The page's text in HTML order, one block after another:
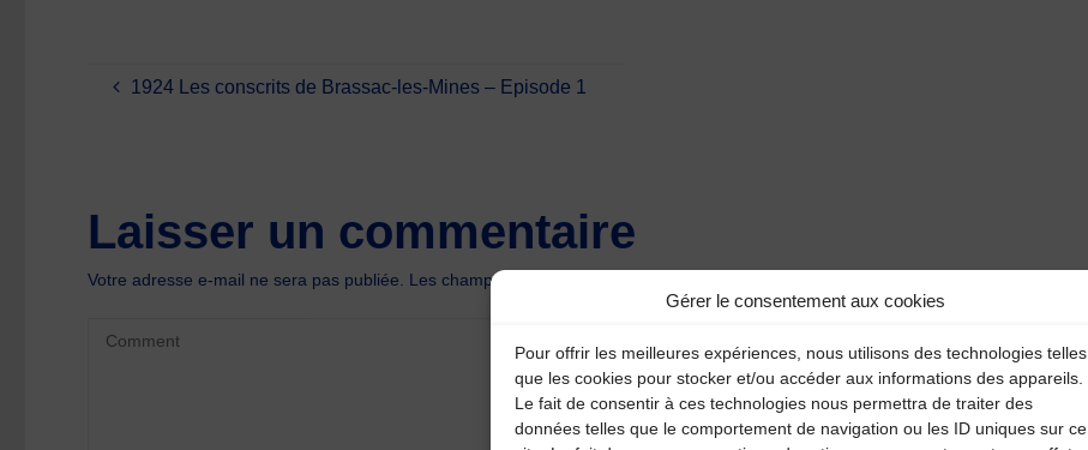
Gérer le consentement aux cookies
Pour offrir les meilleures expériences, nous utilisons des technologies telles
que les cookies pour stocker et/ou accéder aux informations des appareils.
Le fait de consentir à ces technologies nous permettra de traiter des
données telles que le comportement de navigation ou les ID uniques sur ce
1924 Les conscrits de Brassac-les-Mines – Episode 1
Laisser un commentaire
Votre adresse e-mail ne sera pas publiée. Les champs obligatoires sont indiqués avec